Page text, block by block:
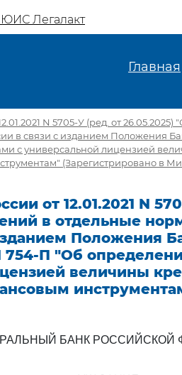
ЮИС Легалакт
Главная
N 5705-У (ред. от
в связи с изданием Положения
с универсальной лицензией
(Зарегистрировано в
от 12.01.2021 N
в отдельные
Положения
754-П "Об
величины
БАНК РОССИЙСКОЙ